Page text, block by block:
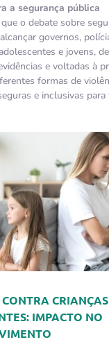
a segurança pública
o debate sobre
governos,
e jovens,
e voltadas à
formas de
e inclusivas para
IMPACTO NO